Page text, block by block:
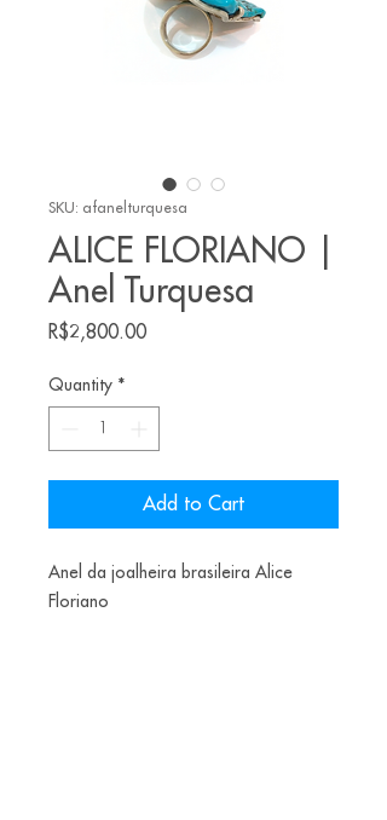
SKU: afanelturquesa
ALICE FLORIANO |
Anel Turquesa
R$2,800.00Price
Quantity *
Add to Cart
Anel da joalheira brasileira Alice
Floriano